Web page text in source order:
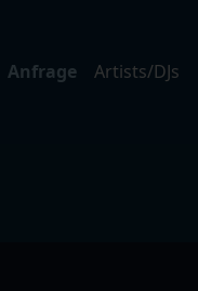
Anfrage Artists/DJs